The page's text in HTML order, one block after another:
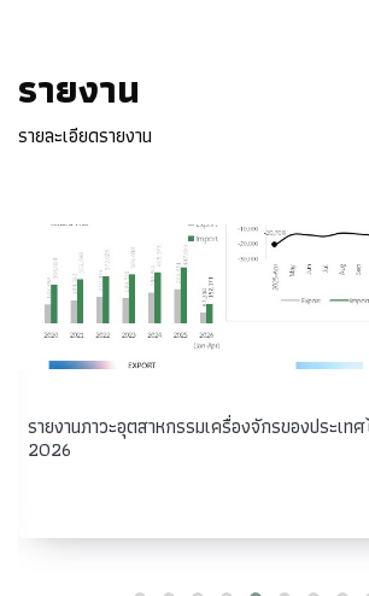
รายงาน
รายละเอียดรายงาน
Robot Industry (April 2026)